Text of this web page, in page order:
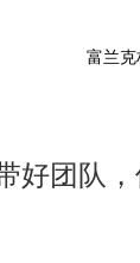
富兰
好团队